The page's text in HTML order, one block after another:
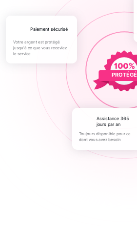
PROTÉGÉ
paiement sécurisé
Votre argent est protégé
jusqu'à ce que vous receviez
le service
Assistance 365
jours par an
Toujours disponible pour ce
dont vous avez besoin